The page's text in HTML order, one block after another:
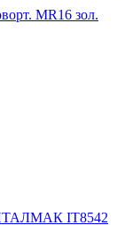
MR16 зол.